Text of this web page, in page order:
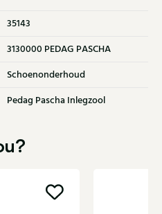
35143
3130000 PEDAG PASCHA
Schoenonderhoud
Pedag Pascha Inlegzool